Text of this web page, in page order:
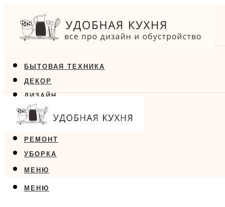
БЫТОВАЯ ТЕХНИКА
ДЕКОР
ДИЗАЙН
ЕДА
МЕБЕЛЬ
РЕМОНТ
УБОРКА
МЕНЮ
МЕНЮ